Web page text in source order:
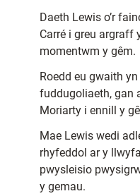
Daeth Lewis o’r
Carré i greu argraff
momentwm y gêm.
Roedd eu gwaith
fuddugoliaeth, gan
Moriarty i ennill y
Mae Lewis wedi
rhyfeddol ar y
pwysleisio
y gemau.